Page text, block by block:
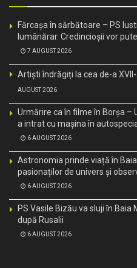
Fărcașa în sărbătoare – PS
lumânărar. Credincioșii vor
7 AUGUST 2026
Artiști îndrăgiți la cea de-a
AUGUST 2026
Urmărire ca în filme în Borșa –
a intrat cu mașina în
6 AUGUST 2026
Astronomia prinde viață în
pasionaților de univers și
6 AUGUST 2026
PS Vasile Bizău va sluji în Baia
după Rusalii
6 AUGUST 2026